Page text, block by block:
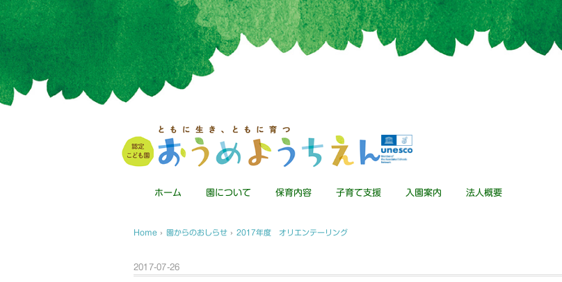
ホーム 園について 保育内容 子育て支援 入園案内 法人概要
Home › 園からのおしらせ › 2017年度 オリエンテーリング
2017-07-26